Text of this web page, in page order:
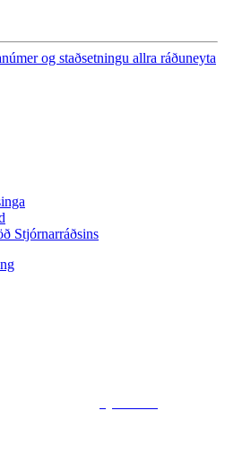
og staðsetningu allra ráðuneyta
Stjórnarráðsins